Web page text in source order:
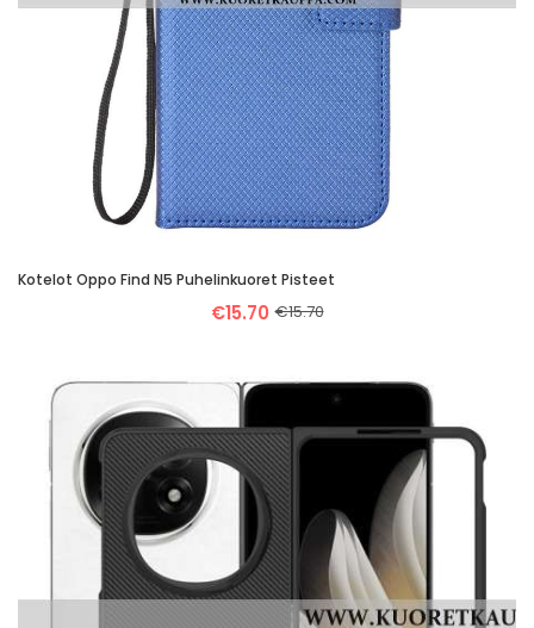
Kotelot Oppo Find N5 Puhelinkuoret Pisteet
€15.70 €15.70